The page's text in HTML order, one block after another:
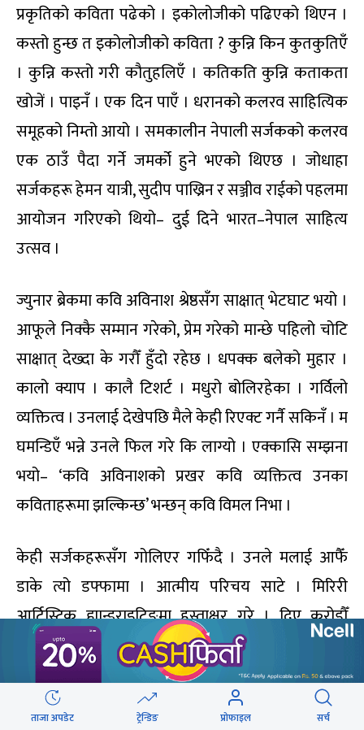
प्रकृतिको कविता पढेको । इकोलोजीको पढिएको थिएन ।
कस्तो हुन्छ त इकोलोजीको कविता ? कुन्नि किन कुतकुतिएँ
। कुन्नि कस्तो गरी कौतुहलिएँ । कतिकति कुन्नि कताकता
खोजें । पाइनँ । एक दिन पाएँ । धरानको कलरव साहित्यिक
समूहको निम्तो आयो । समकालीन नेपाली सर्जकको कलरव
एक ठाउँ पैदा गर्ने जमर्को हुने भएको थिएछ । जोधाहा
सर्जकहरू हेमन यात्री, सुदीप पाख्रिन र सञ्जीव राईको पहलमा
आयोजन गरिएको थियो– दुई दिने भारत–नेपाल साहित्य
उत्सव ।
ज्युनार ब्रेकमा कवि अविनाश श्रेष्ठसँग साक्षात् भेटघाट भयो ।
आफूले निक्कै सम्मान गरेको, प्रेम गरेको मान्छे पहिलो चोटि
साक्षात् देख्दा के गरौँ हुँदो रहेछ । धपक्क बलेको मुहार ।
कालो क्याप । कालै टिशर्ट । मधुरो बोलिरहेका । गर्विलो
व्यक्तित्व । उनलाई देखेपछि मैले केही रिएक्ट गर्नै सकिनँ । म
घमन्डिएँ भन्ने उनले फिल गरे कि लाग्यो । एक्कासि सम्झना
भयो– ‘कवि अविनाशको प्रखर कवि व्यक्तित्व उनका
कविताहरूमा झल्किन्छ’ भन्छन् कवि विमल निभा ।
केही सर्जकहरूसँग गोलिएर गफिँदै । उनले मलाई आफैँ
डाके त्यो डफ्फामा । आत्मीय परिचय साटे । मिरिरी
आर्टिस्टिक ह्यान्डराइटिङमा हस्ताक्षर गरे । दिए करोडौँ
सूर्यहरूको अन्धकार । म गद्गद । फरर पल्टाएँ किताब ।
कहिल्यै नदेखिएका विषय, बिम्ब र अभीधाले हल्का छोइएँ ।
घोचिएँ । बत्तिएँ ।
ताजा अपडेट ट्रेन्डिङ प्रोफाइल सर्च